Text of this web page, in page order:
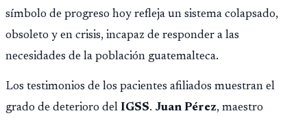
símbolo de progreso hoy refleja un sistema colapsado,
obsoleto y en crisis, incapaz de responder a las
necesidades de la población guatemalteca.
Los testimonios de los pacientes afiliados muestran el
grado de deterioro del IGSS. Juan Pérez, maestro